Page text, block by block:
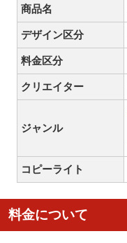
商品名
デザイン区分
料金区分
クリエイター
ジャンル
コピーライト
料金について